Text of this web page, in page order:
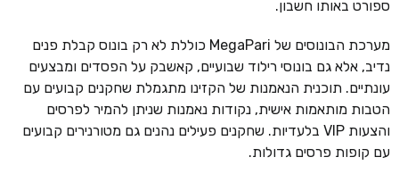
ספורט באותו חשבון.
מערכת הבונוסים של MegaPari כוללת לא רק בונוס קבלת פנים
נדיב, אלא גם בונוסי רילוד שבועיים, קאשבק על הפסדים ומבצעים
עונתיים. תוכנית הנאמנות של הקזינו מתגמלת שחקנים קבועים עם
הטבות מותאמות אישית, נקודות נאמנות שניתן להמיר לפרסים
והצעות VIP בלעדיות. שחקנים פעילים נהנים גם מטורנירים קבועים
עם קופות פרסים גדולות.